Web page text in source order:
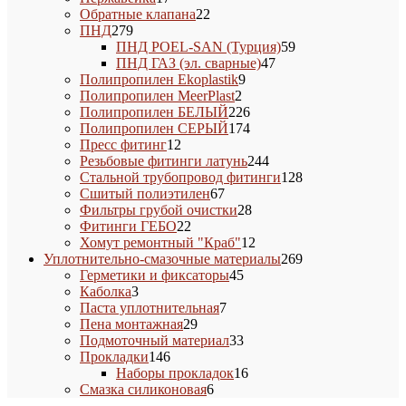
товаров
Обратные клапана22
ПНД279279
товаров
ПНД POEL-SAN (Турция)5959
ПНД ГАЗ (эл. сварные)4747
Полипропилен Ekoplastik99
Полипропилен MeerPlast2
товара
Полипропилен БЕЛЫЙ226226
товаров
Полипропилен СЕРЫЙ174174
Пресс фитинг12
товаров
Резьбовые фитинги латунь244244
товара
Стальной трубопровод фитинги128128
Сшитый полиэтилен6767
товаров
Фильтры грубой очистки2828
Фитинги ГЕБО22
товара
Хомут ремонтный "Краб"12
товаров
Уплотнительно-смазочные материалы269269
Герметики и фиксаторы4545
Каболка33
товара
Паста уплотнительная77
Пена монтажная2929
товаров
Подмоточный материал3333
Прокладки146146
товаров
Наборы прокладок1616
Смазка силиконовая66